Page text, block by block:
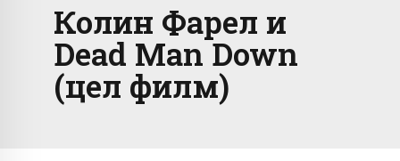
Колин Фарел и
Dead Man Down
(цел филм)